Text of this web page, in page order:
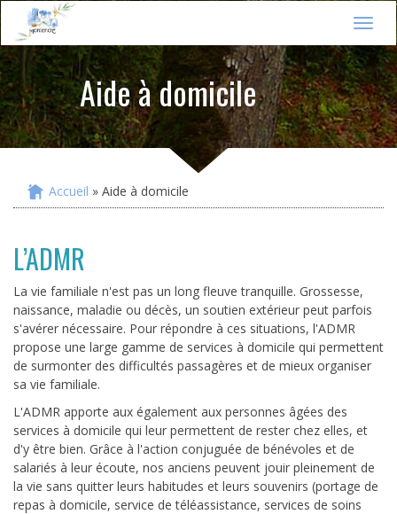
T
o
g
g
l
e
n
a
Aide à domicile
Vous êtes ici
Accueil » Aide à domicile
L’ADMR
La vie familiale n'est pas un long fleuve tranquille. Grossesse,
naissance, maladie ou décès, un soutien extérieur peut parfois
s'avérer nécessaire. Pour répondre à ces situations, l'ADMR
propose une large gamme de services à domicile qui permettent
de surmonter des difficultés passagères et de mieux organiser
sa vie familiale.
L'ADMR apporte aux également aux personnes âgées des
services à domicile qui leur permettent de rester chez elles, et
d'y être bien. Grâce à l'action conjuguée de bénévoles et de
salariés à leur écoute, nos anciens peuvent jouir pleinement de
la vie sans quitter leurs habitudes et leurs souvenirs (portage de
repas à domicile, service de téléassistance, services de soins